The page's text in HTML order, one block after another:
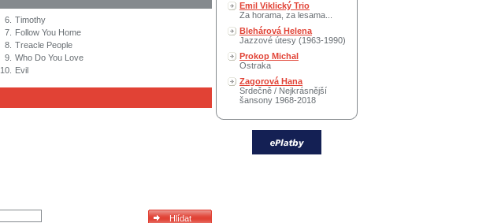
6. Timothy
7.
Follow You Home
8. Treacle People
9. Who Do You Love
10.
Evil
Emil Viklický Trio
Za horama, za lesama...
Blehárová Helena
Jazzové útesy (1963-1990)
Prokop Michal
Ostraka
Zagorová Hana
Srdečně / Nejkrásnější
šansony 1968-2018